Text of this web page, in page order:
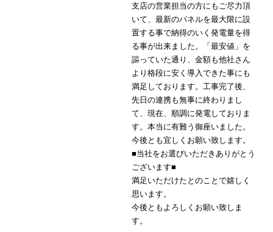
支店の営業担当の方にもご尽力頂
いて、最新のパネルを最大限に設
置する事で納得のいく発電量を得
る事が出来ました。「最安値」を
謳っていた通り、金額も他社さん
より格段に安く導入できた事にも
満足しております。工事完了後、
先日の連携も無事に終わりまし
て、現在、順調に発電しておりま
す。本当に有難う御座いました。
今後とも宜しくお願い致します。
■当社をお選びいただきありがとう
ございます■
満足いただけたとのことで嬉しく
思います。
今後ともよろしくお願い致しま
す。